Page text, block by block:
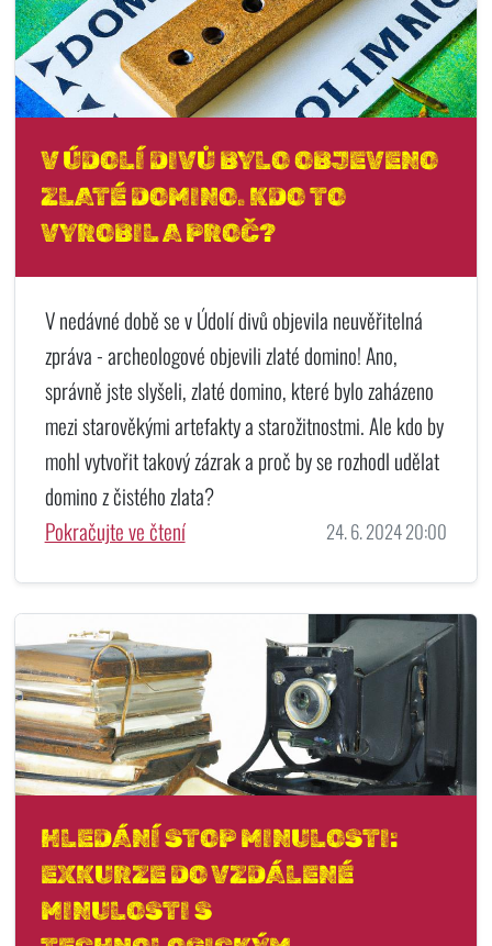
V ÚDOLÍ DIVŮ BYLO OBJEVENO
ZLATÉ DOMINO. KDO TO
VYROBIL A PROČ?
V nedávné době se v Údolí divů objevila neuvěřitelná
zpráva - archeologové objevili zlaté domino! Ano,
správně jste slyšeli, zlaté domino, které bylo zaházeno
mezi starověkými artefakty a starožitnostmi. Ale kdo by
mohl vytvořit takový zázrak a proč by se rozhodl udělat
domino z čistého zlata?
Pokračujte ve čtení
24. 6. 2024 20:00
HLEDÁNÍ STOP MINULOSTI:
EXKURZE DO VZDÁLENÉ
MINULOSTI S